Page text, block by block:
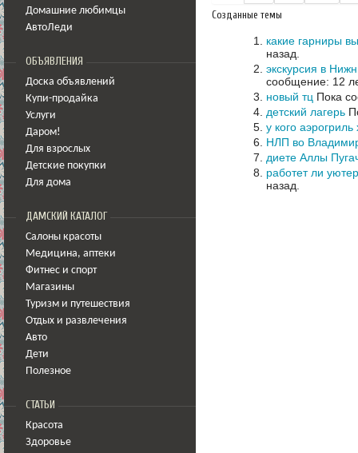
Домашние любимцы
АвтоЛеди
ОБЪЯВЛЕНИЯ
Доска объявлений
Купи-продайка
Услуги
Даром!
Для взрослых
Детские покупки
Для дома
ДАМСКИЙ КАТАЛОГ
Салоны красоты
Медицина, аптеки
Фитнес и спорт
Магазины
Туризм и путешествия
Отдых и развлечения
Авто
Дети
Полезное
СТАТЬИ
Красота
Здоровье
Созданные темы
какие гарниры
назад.
экскурсия в
сообщение: 12
новый тц Пока
детский лагерь
у кого аэрогриль
НЛП во
диете Аллы
работет ли
назад.